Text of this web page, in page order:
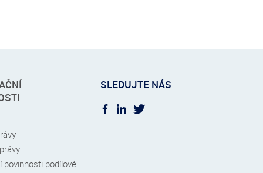
povinnosti podílové
SLEDUJTE NÁS